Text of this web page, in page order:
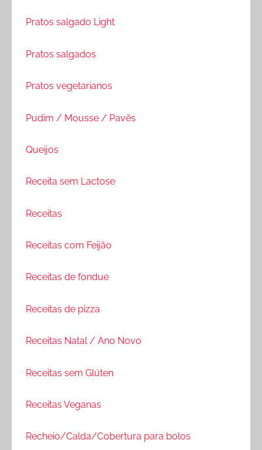
Pratos salgado Light
Pratos salgados
Pratos vegetarianos
Pudim / Mousse / Pavẽs
Queijos
Receita sem Lactose
Receitas
Receitas com Feijão
Receitas de fondue
Receitas de pizza
Receitas Natal / Ano Novo
Receitas sem Glúten
Receitas Veganas
Recheio/Calda/Cobertura para bolos